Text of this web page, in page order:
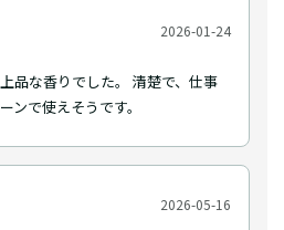
2026-01-24
品な香りでした。 清楚で、仕事
ンで使えそうです。
2026-05-16